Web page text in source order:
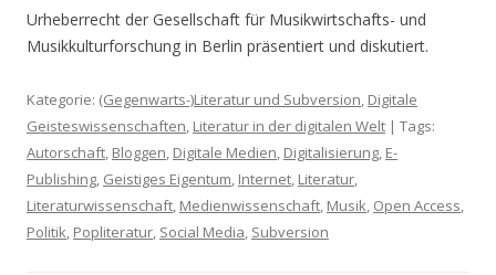
Urheberrecht der Gesellschaft für Musikwirtschafts- und
Musikkulturforschung in Berlin präsentiert und diskutiert.
Kategorie: (Gegenwarts-)Literatur und Subversion, Digitale
Geisteswissenschaften, Literatur in der digitalen Welt | Tags:
Autorschaft, Bloggen, Digitale Medien, Digitalisierung, E-
Publishing, Geistiges Eigentum, Internet, Literatur,
Literaturwissenschaft, Medienwissenschaft, Musik, Open Access,
Politik, Popliteratur, Social Media, Subversion